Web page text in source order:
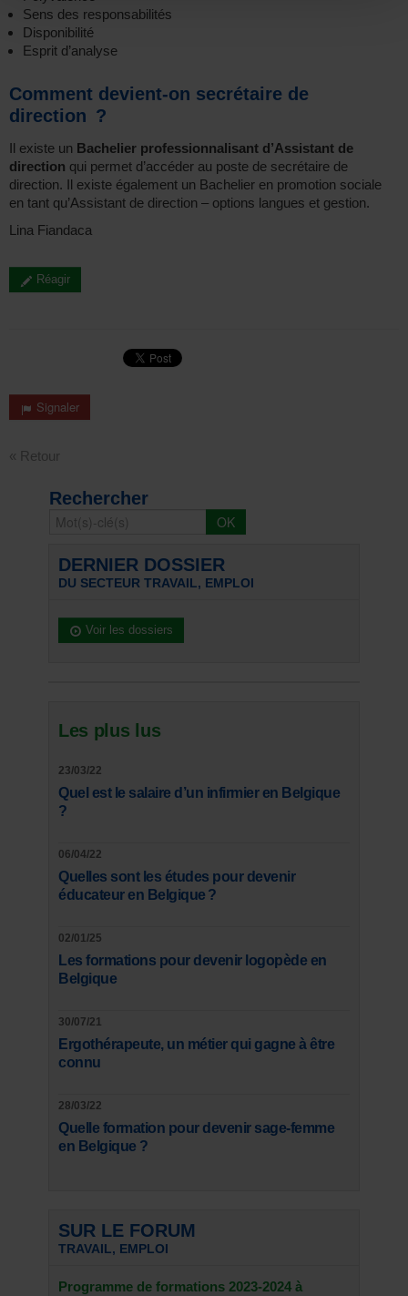
Sens des responsabilités
Disponibilité
Esprit d’analyse
Comment devient-on secrétaire de
direction ?
Il existe un Bachelier professionnalisant d’Assistant de
direction qui permet d’accéder au poste de secrétaire de
direction. Il existe également un Bachelier en promotion sociale
en tant qu’Assistant de direction – options langues et gestion.
Lina Fiandaca
Réagir
Signaler
« Retour
Rechercher
DERNIER DOSSIER
DU SECTEUR TRAVAIL, EMPLOI
Voir les dossiers
Les plus lus
23/03/22
Quel est le salaire d’un infirmier en Belgique
?
06/04/22
Quelles sont les études pour devenir
éducateur en Belgique ?
02/01/25
Les formations pour devenir logopède en
Belgique
30/07/21
Ergothérapeute, un métier qui gagne à être
connu
28/03/22
Quelle formation pour devenir sage-femme
en Belgique ?
SUR LE FORUM
TRAVAIL, EMPLOI
Programme de formations 2023-2024 à